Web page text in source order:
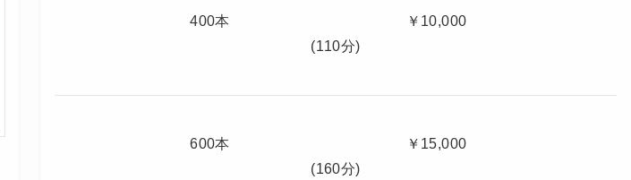
400本 ￥10,000
(110分)
600本 ￥15,000
(160分)